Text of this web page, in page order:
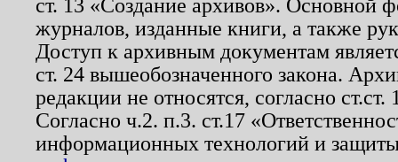
ст. 13 «Создание архивов». Основной
журналов, изданные книги, а также
Доступ к архивным документам
ст. 24 вышеобозначенного закона.
редакции не относятся, согласно
Согласно ч.2. п.3. ст.17
информационных технологий и